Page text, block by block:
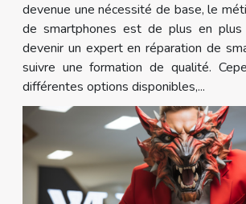
devenue une nécessité de base, le
de smartphones est de plus en plus
devenir un expert en réparation de
suivre une formation de qualité.
différentes options disponibles,...